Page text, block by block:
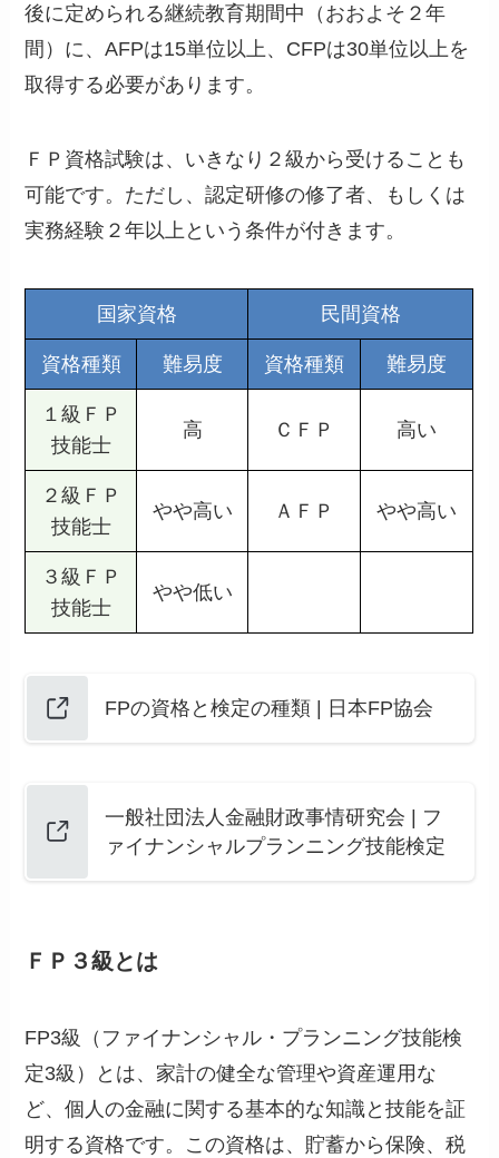
後に定められる継続教育期間中（おおよそ２年
間）に、AFPは15単位以上、CFPは30単位以上を
取得する必要があります。
ＦＰ資格試験は、いきなり２級から受けることも
可能です。ただし、認定研修の修了者、もしくは
実務経験２年以上という条件が付きます。
国家資格 民間資格
資格種類 難易度 資格種類 難易度
１級ＦＰ
技能士
高 ＣＦＰ 高い
２級ＦＰ
技能士
やや高い ＡＦＰ やや高い
３級ＦＰ
技能士
やや低い
FPの資格と検定の種類 | 日本FP協会
一般社団法人金融財政事情研究会 | フ
ァイナンシャルプランニング技能検定
ＦＰ３級とは
FP3級（ファイナンシャル・プランニング技能検
定3級）とは、家計の健全な管理や資産運用な
ど、個人の金融に関する基本的な知識と技能を証
明する資格です。この資格は、貯蓄から保険、税